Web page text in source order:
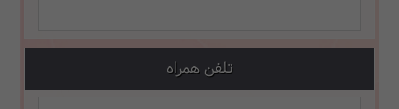
تلفن همراه